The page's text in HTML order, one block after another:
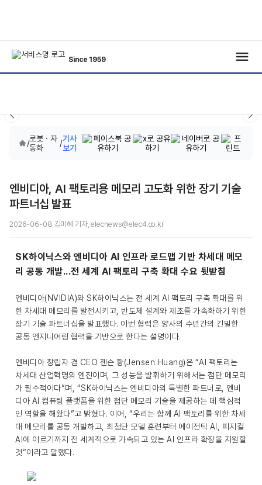
Since 1959
/로봇 · 자
동화
/기사
보기
엔비디아, AI 팩토리용 메모리 고도화 위한 장기 기술
파트너십 발표
2026-06-08 김미혜 기자, elecnews@elec4.co.kr
SK하이닉스와 엔비디아 AI 인프라 로드맵 기반 차세대 메모
리 공동 개발...전 세계 AI 팩토리 구축 확대 수요 뒷받침
엔비디아(NVIDIA)와 SK하이닉스는 전 세계 AI 팩토리 구축 확대를 위
한 차세대 메모리를 발전시키고, 반도체 설계와 제조를 가속화하기 위한
장기 기술 파트너십을 발표했다. 이번 협력은 양사의 수년간의 긴밀한
공동 엔지니어링 협력을 기반으로 한다는 설명이다.
엔비디아 창립자 겸 CEO 젠슨 황(Jensen Huang)은 “AI 팩토리는
차세대 산업혁명의 엔진이며, 그 성능을 발휘하기 위해서는 첨단 메모리
가 필수적이다”며, “SK하이닉스는 엔비디아의 특별한 파트너로, 엔비
디아 AI 컴퓨팅 플랫폼을 위한 첨단 메모리 기술을 제공하는 데 핵심적
인 역할을 해왔다”고 밝혔다. 이어, “우리는 함께 AI 팩토리를 위한 차세
대 메모리를 공동 개발하고, 최첨단 모델 훈련부터 에이전틱 AI, 피지컬
AI에 이르기까지 전 세계적으로 가속되고 있는 AI 인프라 확장을 지원할
것”이라고 말했다.